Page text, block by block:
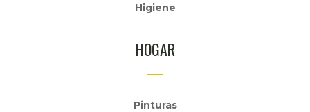
Higiene
HOGAR
Pinturas